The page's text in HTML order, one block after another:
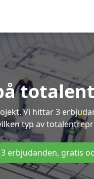
Vi hittar 3
typ av
3 erbjudanden, gratis